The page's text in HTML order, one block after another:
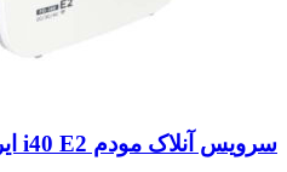
سرویس آنلاک مودم i40 E2 ایرانسل